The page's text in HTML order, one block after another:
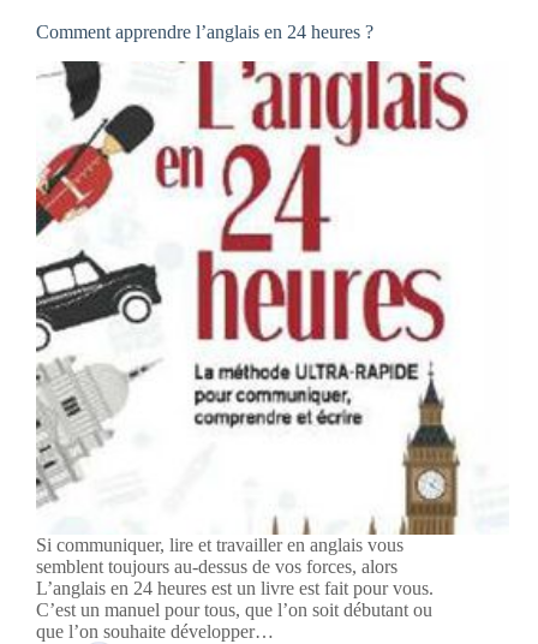
Comment apprendre l’anglais en 24 heures ?
Si communiquer, lire et travailler en anglais vous
semblent toujours au-dessus de vos forces, alors
L’anglais en 24 heures est un livre est fait pour vous.
C’est un manuel pour tous, que l’on soit débutant ou
que l’on souhaite développer…